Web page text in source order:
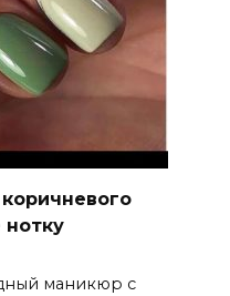
нотку
маникюр с